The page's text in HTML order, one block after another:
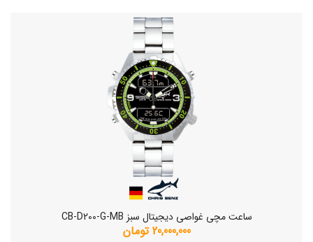
ساعت مچی غواصی دیجیتال سبز CB-D200-G-MB
20,000,000 تومان